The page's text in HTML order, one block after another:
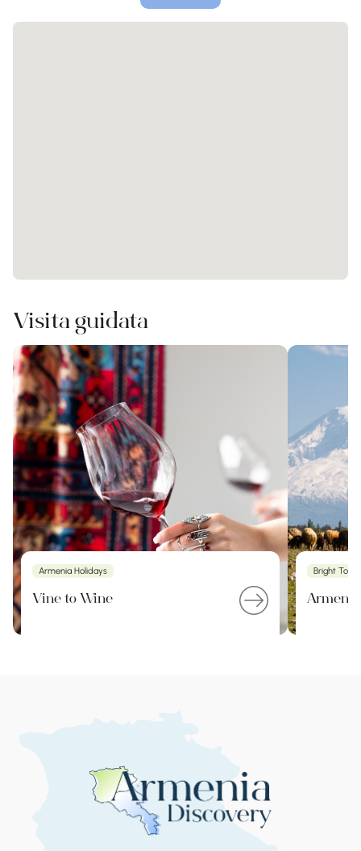
Visita guidata
Armenia Holidays
Vine to Wine
Bright Tour